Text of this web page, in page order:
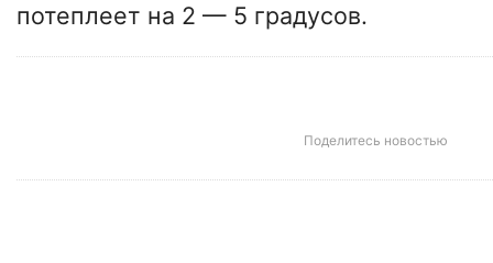
потеплеет на 2 — 5 градусов.
Поделитесь новостью